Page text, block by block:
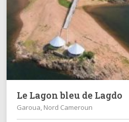
Le Lagon bleu de Lagdo
Garoua, Nord Cameroun